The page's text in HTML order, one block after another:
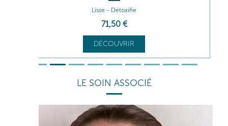
Lisse - Détoxifie
71,50 €
DÉCOUVRIR
LE SOIN ASSOCIÉ